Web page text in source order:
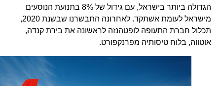
הגדולה ביותר בישראל, עם גידול של 8% בתנועת הנוסעים
מישראל לעומת אשתקד. לאחרונה התבשרנו שבשנת 2020,
תכלול חברת התעופה לופטהנזה לראשונה את בירת קנדה,
אוטווה, בלוח טיסותיה מפרנקפורט.